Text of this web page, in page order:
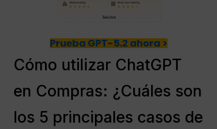
Prueba GPT-5.2 ahora >
Cómo utilizar ChatGPT
en Compras: ¿Cuáles son
los 5 principales casos de